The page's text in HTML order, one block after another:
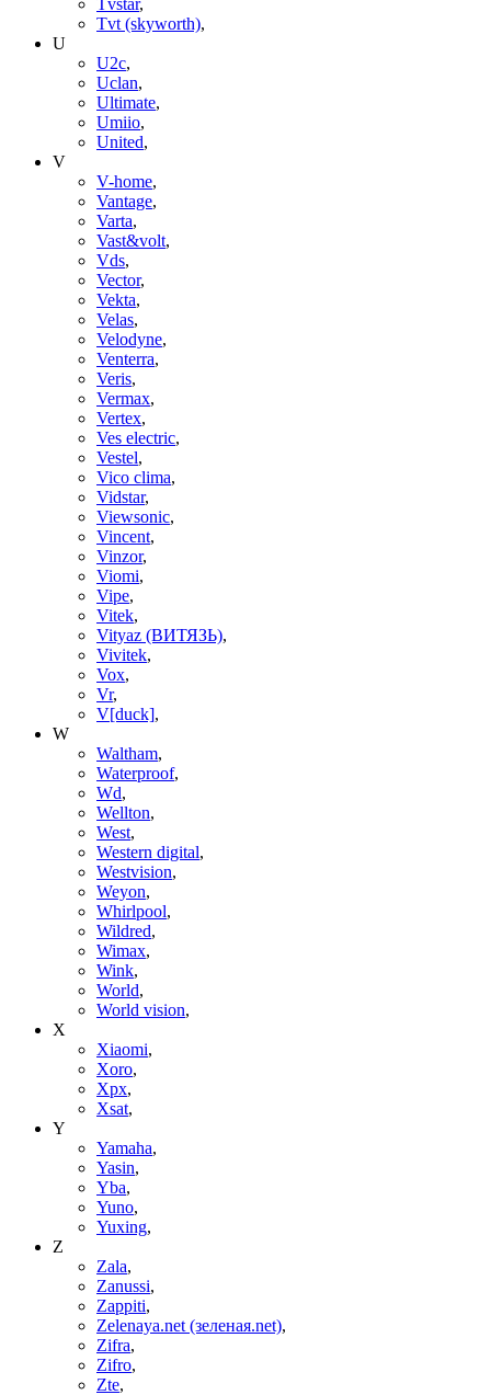
Tvt (skyworth),
U
U2c,
Uclan,
Ultimate,
Umiio,
United,
V
V-home,
Vantage,
Varta,
Vast&volt,
Vds,
Vector,
Vekta,
Velas,
Velodyne,
Venterra,
Veris,
Vermax,
Vertex,
Ves electric,
Vestel,
Vico clima,
Vidstar,
Viewsonic,
Vincent,
Vinzor,
Viomi,
Vipe,
Vitek,
Vityaz (ВИТЯЗЬ),
Vivitek,
Vox,
Vr,
V[duck],
W
Waltham,
Waterproof,
Wd,
Wellton,
West,
Western digital,
Westvision,
Weyon,
Whirlpool,
Wildred,
Wimax,
Wink,
World,
World vision,
X
Xiaomi,
Xoro,
Xpx,
Xsat,
Y
Yamaha,
Yasin,
Yba,
Yuno,
Yuxing,
Z
Zala,
Zanussi,
Zappiti,
Zelenaya.net (зеленая.net),
Zifra,
Zifro,
Zte,